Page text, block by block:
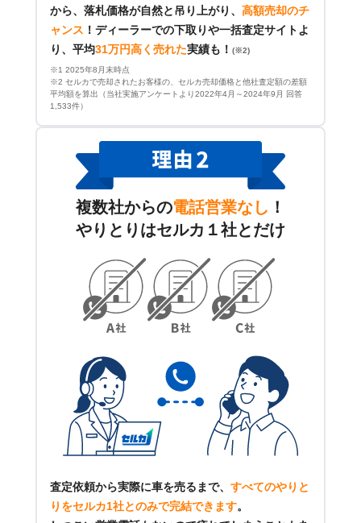
から、落札価格が自然と吊り上がり、 高額売却のチ
ャンス ！ ディーラーでの下取りや一括査定サイトよ
り、平均31万円高く売れた実績も！ (※2)
※1 2025年8月末時点
※2 セルカで売却されたお客様の、セルカ売却価格と他社査定額の差額
平均額を算出（当社実施アンケートより2022年4月～2024年9月 回答
1,533件）
複数社からの電話営業なし ！
やりとりはセルカ１社とだけ
査定依頼から実際に車を売るまで、 すべてのやりと
りをセルカ1社とのみで完結できます。